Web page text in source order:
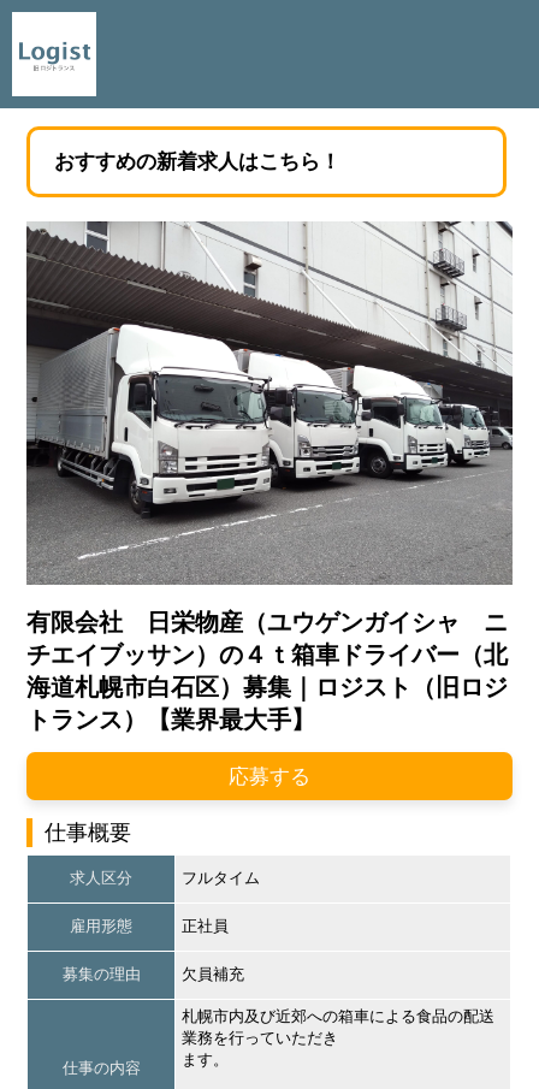
おすすめの新着求人はこちら！
有限会社 日栄物産（ユウゲンガイシャ ニ
チエイブッサン）の４ｔ箱車ドライバー（北
海道札幌市白石区）募集｜ロジスト（旧ロジ
トランス）【業界最大手】
応募する
仕事概要
求人区分 フルタイム
雇用形態 正社員
募集の理由 欠員補充
仕事の内容
札幌市内及び近郊への箱車による食品の配送
業務を行っていただき
ます。